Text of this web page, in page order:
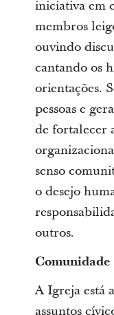
iniciativa em
membros
ouvindo
cantando os
orientações.
pessoas e
de fortalecer
senso
o desejo
outros.
Comunidade
A Igreja está
assuntos